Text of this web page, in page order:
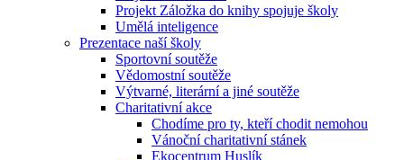
Projekt Záložka do knihy spojuje školy
Umělá inteligence
Prezentace naší školy
Sportovní soutěže
Vědomostní soutěže
Výtvarné, literární a jiné soutěže
Charitativní akce
Chodíme pro ty, kteří chodit nemohou
Vánoční charitativní stánek
Ekocentrum Huslík